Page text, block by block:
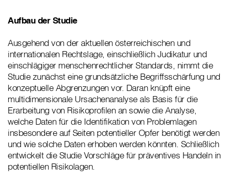
Aufbau der Studie
Ausgehend von der aktuellen österreichischen und
internationalen Rechtslage, einschließlich Judikatur und
einschlägiger menschenrechtlicher Standards, nimmt die
Studie zunächst eine grundsätzliche Begriffsschärfung und
konzeptuelle Abgrenzungen vor. Daran knüpft eine
multidimensionale Ursachenanalyse als Basis für die
Erarbeitung von Risikoprofilen an sowie die Analyse,
welche Daten für die Identifikation von Problemlagen
insbesondere auf Seiten potentieller Opfer benötigt werden
und wie solche Daten erhoben werden könnten. Schließlich
entwickelt die Studie Vorschläge für präventives Handeln in
potentiellen Risikolagen.